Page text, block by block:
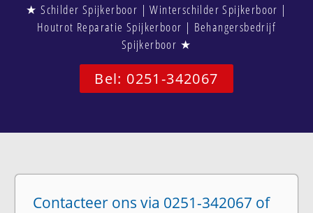
★ Schilder Spijkerboor | Winterschilder Spijkerboor |
Houtrot Reparatie Spijkerboor | Behangersbedrijf
Spijkerboor ★
Bel: 0251-342067
Contacteer ons via 0251-342067 of